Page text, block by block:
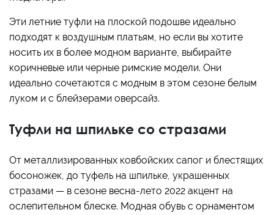
Эти летние туфли на плоской подошве идеально
подходят к воздушным платьям, но если вы хотите
носить их в более модном варианте, выбирайте
коричневые или черные римские модели. Они
идеально сочетаются с модным в этом сезоне белым
луком и с блейзерами оверсайз.
Туфли на шпильке со стразами
От металлизированных ковбойских сапог и блестящих
босоножек, до туфель на шпильке, украшенных
стразами — в сезоне весна-лето 2022 акцент на
ослепительном блеске. Модная обувь с орнаментом